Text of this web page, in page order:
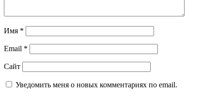
Имя *
Email *
Сайт
Уведомить меня о новых комментариях по email.